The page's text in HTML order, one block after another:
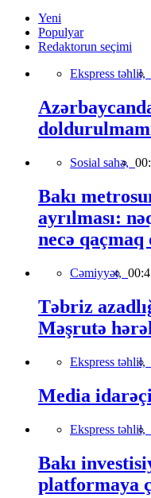
Yeni
Populyar
Redaktorun seçimi
Ekspress təhlil,
Sosial sahə,
Bakı
ayrılması:
necə qaçmaq
Cəmiyyət,
Təbriz
Məşrutə
Ekspress təhlil,
Media
Ekspress təhlil,
Bakı
platformaya